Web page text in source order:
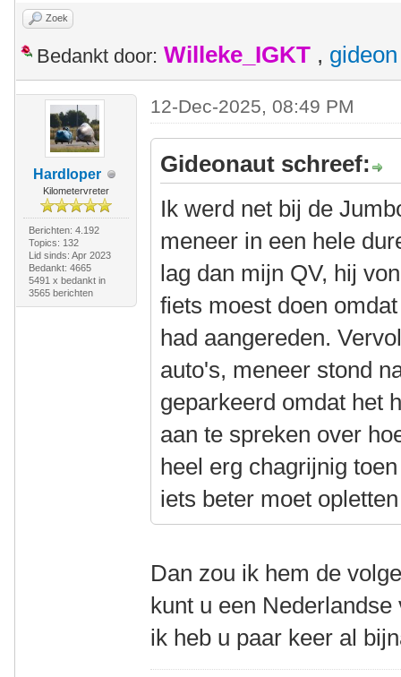
Zoek
Bedankt door: Willeke_IGKT , gideon
Hardloper
Kilometervreter
Berichten: 4.192
Topics: 132
Lid sinds: Apr 2023
Bedankt: 4665
5491 x bedankt in
3565 berichten
12-Dec-2025, 08:49 PM
Gideonaut schreef:
Ik werd net bij de
meneer in een hele
lag dan mijn QV, hij
fiets moest doen
had aangereden.
auto's, meneer stond
geparkeerd omdat het
aan te spreken over
heel erg chagrijnig
iets beter moet
Dan zou ik hem de
kunt u een
ik heb u paar keer al